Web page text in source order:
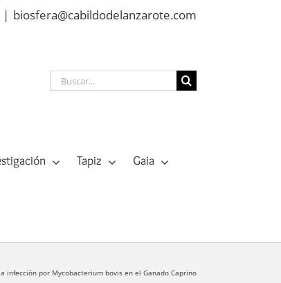
| biosfera@cabildodelanzarote.com
Buscar:
Tapiz Gaia
infección por Mycobacterium bovis en el Ganado Caprino